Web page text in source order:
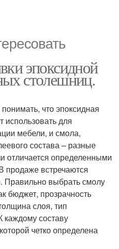
эпоксидной
столешниц.
что эпоксидная
использовать для
мебели, и смола,
состава – разные
отличается определенными
продаже встречаются
Правильно выбрать смолу
бюджет, прозрачность
слоя, тип
каждому составу
четко определена